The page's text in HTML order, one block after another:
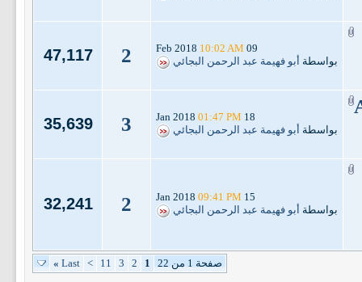
09 Feb 2018
10:02 AM
بواسطة أبو فهيمة عبد الرحمن البجائي 2
47,117
18 Jan 2018
01:47 PM
بواسطة أبو فهيمة عبد الرحمن البجائي 3
35,639
15 Jan 2018
09:41 PM
بواسطة أبو فهيمة عبد الرحمن البجائي 2
32,241
صفحة 1 من 22 1
2
3
11
>
Last
»